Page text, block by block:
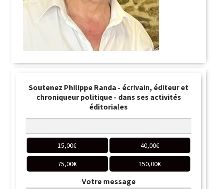
Soutenez Philippe Randa - écrivain, éditeur et
chroniqueur politique - dans ses activités
éditoriales
15,00€ 40,00€
75,00€ 150,00€
Votre message